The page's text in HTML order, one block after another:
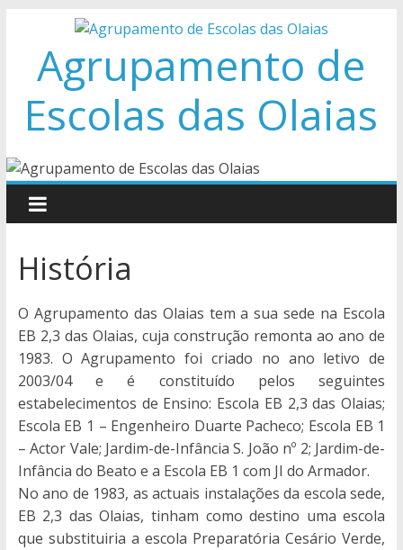
contentAgrupamento de
Escolas das Olaias
História
O Agrupamento das Olaias tem a sua sede na Escola
EB 2,3 das Olaias, cuja construção remonta ao ano de
1983. O Agrupamento foi criado no ano letivo de
2003/04 e é constituído pelos seguintes
estabelecimentos de Ensino: Escola EB 2,3 das Olaias;
Escola EB 1 – Engenheiro Duarte Pacheco; Escola EB 1
– Actor Vale; Jardim-de-Infância S. João nº 2; Jardim-de-
Infância do Beato e a Escola EB 1 com JI do Armador.
No ano de 1983, as actuais instalações da escola sede,
EB 2,3 das Olaias, tinham como destino uma escola
que substituiria a escola Preparatória Cesário Verde,